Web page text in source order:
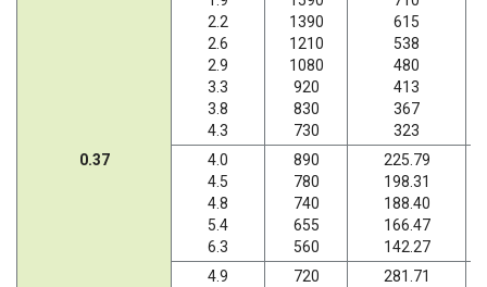
0.37
2.2
2.6
2.9
3.3
3.8
4.3
1390
1210
1080
920
830
730
615
538
480
413
367
323
4.0
4.5
4.8
5.4
6.3
890
780
740
655
560
225.79
198.31
188.40
166.47
142.27
4.9
720
281.71